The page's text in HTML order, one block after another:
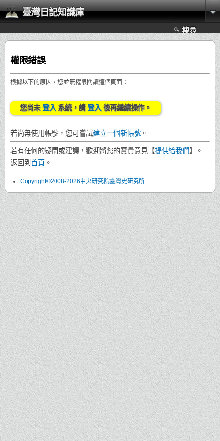
臺灣日記知識庫
搜尋
權限錯誤
根據以下的原因，您並無權限閱讀這個頁面：
您尚未登入 系統，請登入 後再繼續操作。
若尚無使用帳號，您可嘗試建立一個新帳號 。
若有任何的疑問或建議，歡迎將您的寶貴意見【提供給我們】。
返回到首頁 。
Copyright©2008-2026中央研究院臺灣史研究所